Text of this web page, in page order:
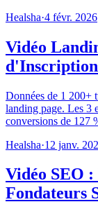
Healsha·4 févr. 2026
Vidéo
Données de 1 200+
landing page. Les 3
conversions de 127
Healsha·12 janv.
Vidéo SEO
Fondateurs